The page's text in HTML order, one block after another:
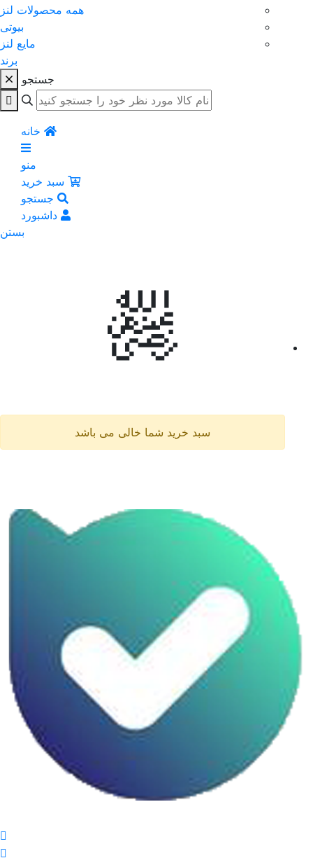
همه محصولات لنز
بیوتی
مایع لنز
برند
جستجو
خانه
منو
سبد خرید
جستجو
داشبورد
بستن
سبد خرید شما خالی می باشد